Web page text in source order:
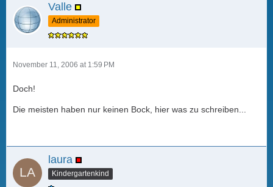
Valle
Administrator
November 11, 2006 at 1:59 PM
Doch!
Die meisten haben nur keinen Bock, hier was zu schreiben...
laura
Kindergartenkind